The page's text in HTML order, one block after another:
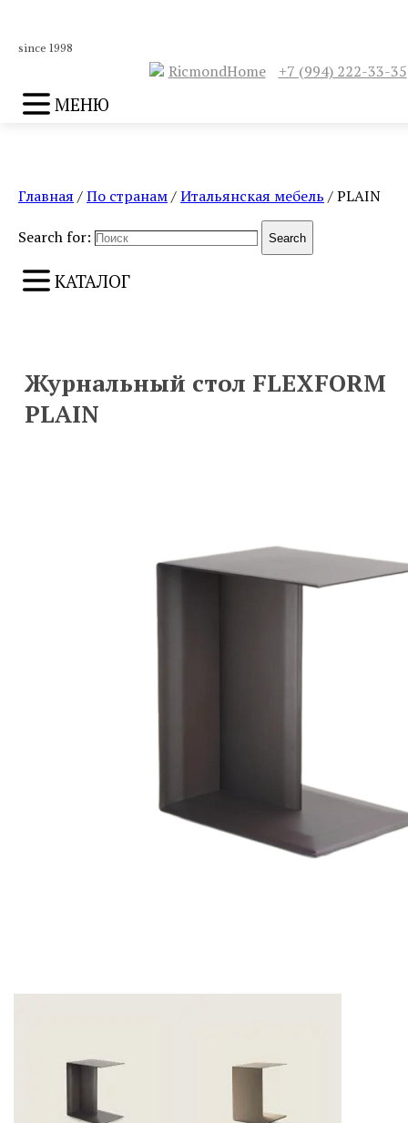
since 1998
RicmondHome +7 (994) 222-33-35
МЕНЮ
Главная /По странам/Итальянская мебель / PLAIN
Search for: Search
КАТАЛОГ
Журнальный стол FLEXFORM
PLAIN